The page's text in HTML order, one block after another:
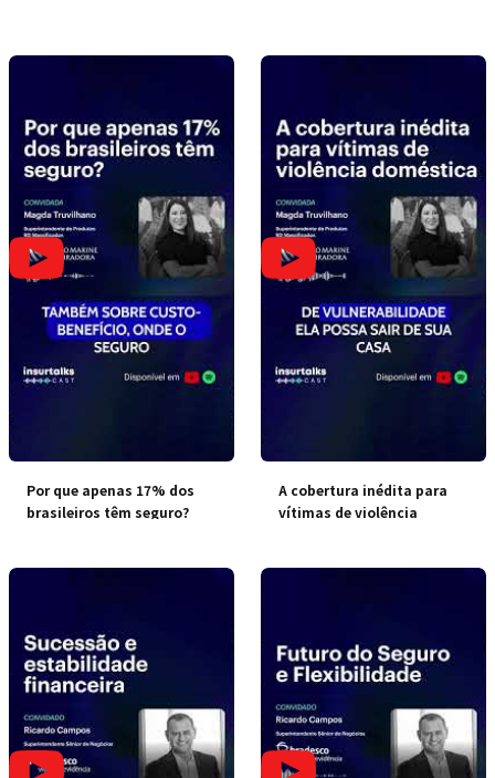
Por que apenas 17% dos
brasileiros têm seguro?
A cobertura inédita para
vítimas de violência